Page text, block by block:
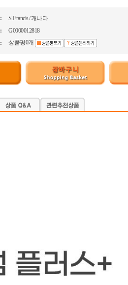
:
S.Francis / 캐나다
:
G0000012818
: 상품평0개